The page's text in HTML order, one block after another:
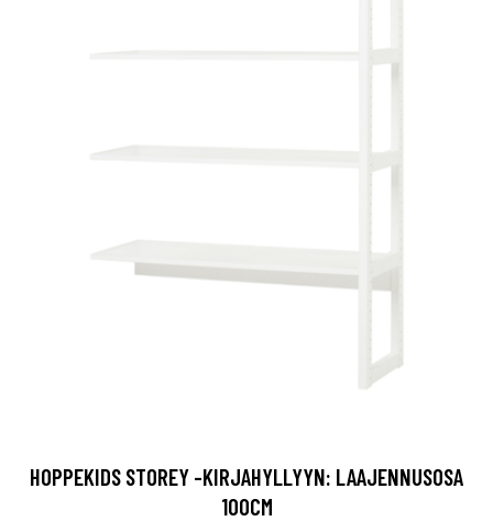
HOPPEKIDS STOREY -KIRJAHYLLYYN: LAAJENNUSOSA
100CM